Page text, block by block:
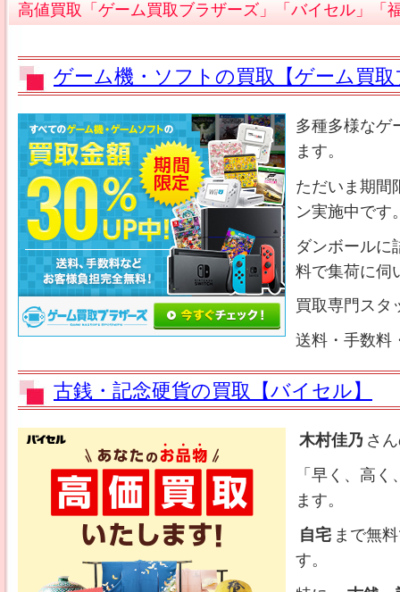
高値買取「ゲーム買取ブラザーズ」「バイセル」「
ゲーム機・ソフトの買取【ゲーム買
多種多様なゲ
ます。
ただいま期間
ン実施中です
ダンボールに
料で集荷に伺
買取専門スタ
送料・手数料
古銭・記念硬貨の買取【バイセル】
木村佳乃 さ
「早く、高
ます。
自宅 まで無
す。